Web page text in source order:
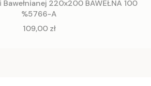
220x200 BAWEŁNA 100
%5766-A
Cena
109,00 zł